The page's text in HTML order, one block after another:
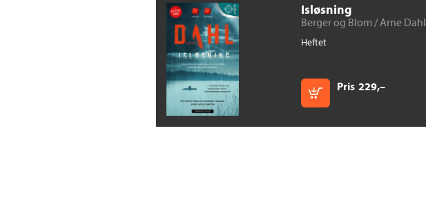
Isløsning
Berger og Blom /Arne Dahl
Heftet
Pris 229,–
Kjøp